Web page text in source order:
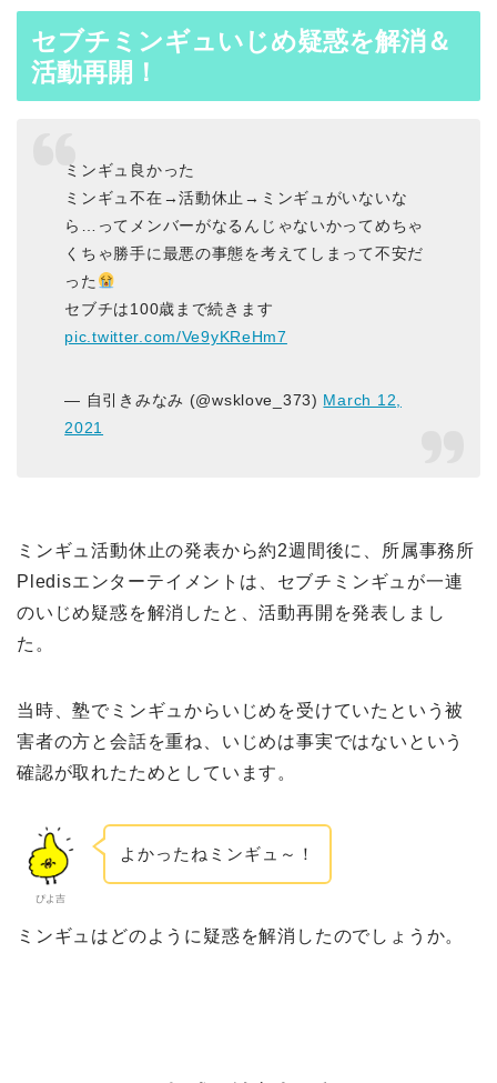
セブチミンギュいじめ疑惑を解消＆
活動再開！
ミンギュ良かった
ミンギュ不在→活動休止→ミンギュがいないな
ら…ってメンバーがなるんじゃないかってめちゃ
くちゃ勝手に最悪の事態を考えてしまって不安だ
った
セブチは100歳まで続きます
pic.twitter.com/Ve9yKReHm7
— 自引きみなみ (@wsklove_373) March 12,
2021
ミンギュ活動休止の発表から約2週間後に、所属事務所
Pledisエンターテイメントは、セブチミンギュが一連
のいじめ疑惑を解消したと、活動再開を発表しまし
た。
当時、塾でミンギュからいじめを受けていたという被
害者の方と会話を重ね、いじめは事実ではないという
確認が取れたためとしています。
ぴよ吉
よかったねミンギュ～！
ミンギュはどのように疑惑を解消したのでしょうか。